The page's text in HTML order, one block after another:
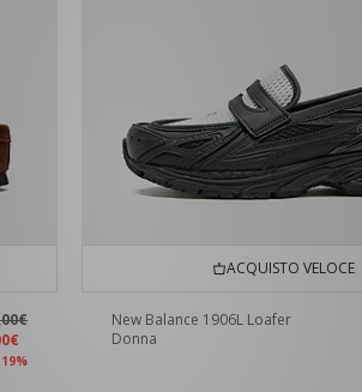
ACQUISTO VELOCE
New Balance 1906L Loafer
Donna